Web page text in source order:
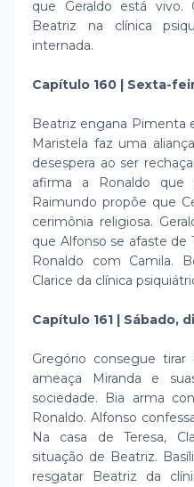
que Geraldo está vivo.
Beatriz na clínica
internada.
Capítulo 160 | Sexta-
Beatriz engana Pimenta
Maristela faz uma
desespera ao ser
afirma a Ronaldo que
Raimundo propõe que
cerimônia religiosa.
que Alfonso se afaste de
Ronaldo com Camila.
Clarice da clínica
Capítulo 161 | Sábado,
Gregório consegue tirar
ameaça Miranda e
sociedade. Bia arma
Ronaldo. Alfonso
Na casa de Teresa,
situação de Beatriz.
resgatar Beatriz da